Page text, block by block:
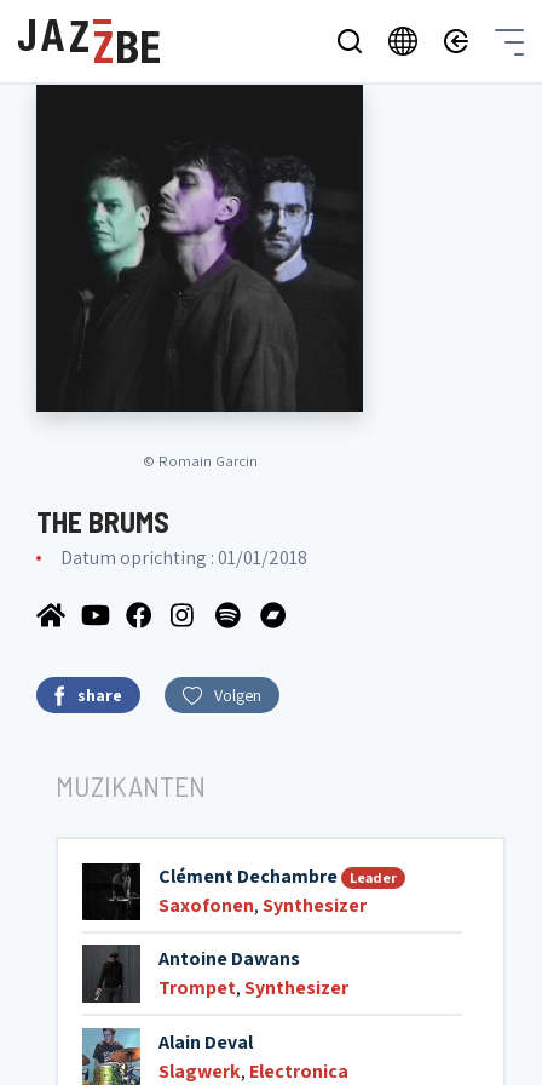
© Romain Garcin
THE BRUMS
Datum oprichting : 01/01/2018
share Volgen
MUZIKANTEN
Clément Dechambre Leader
Saxofonen,Synthesizer
Antoine Dawans
Trompet,Synthesizer
Alain Deval
Slagwerk, Electronica